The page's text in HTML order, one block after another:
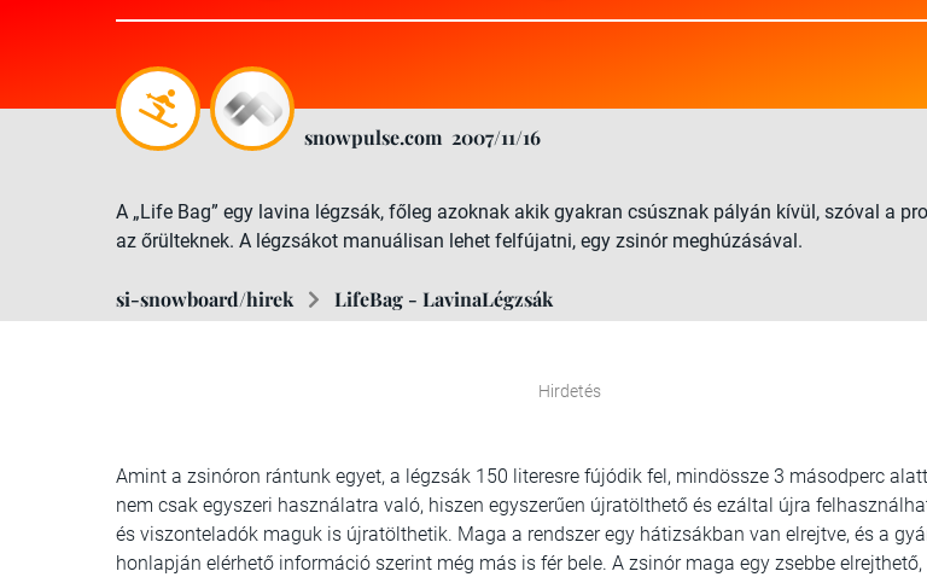
snowpulse.com 2007/11/16
A „Life Bag” egy lavina légzsák, főleg azoknak akik gyakran csúsznak pályán kívül, szóval a
az őrülteknek. A légzsákot manuálisan lehet felfújatni, egy zsinór meghúzásával.
si-snowboard/hirek LifeBag - LavinaLégzsák
Hirdetés
Amint a zsinóron rántunk egyet, a légzsák 150 literesre fújódik fel, mindössze 3 másodperc
nem csak egyszeri használatra való, hiszen egyszerűen újratölthető és ezáltal újra
és viszonteladók maguk is újratölthetik. Maga a rendszer egy hátizsákban van elrejtve, és a
honlapján elérhető információ szerint még más is fér bele. A zsinór maga egy zsebbe